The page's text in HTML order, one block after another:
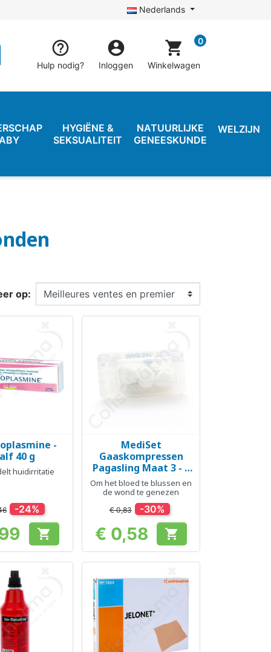
Nederlands

Hulp nodig?

Inloggen
shopping_cart 0
Winkelwagen
HYGIËNE &
SEKSUALITEIT
NATUURLIJKE
GENEESKUNDE
WELZIJN
op:
bekijken -
40 g
huidirritatie
-24%
Prijs 
Snel bekijken
MediSet
Gaaskompressen
Pagasling Maat 3 - 3
stuks
Om het bloed te blussen en
de wond te genezen
€ 0,83 -30%
Prijs
€ 0,58 